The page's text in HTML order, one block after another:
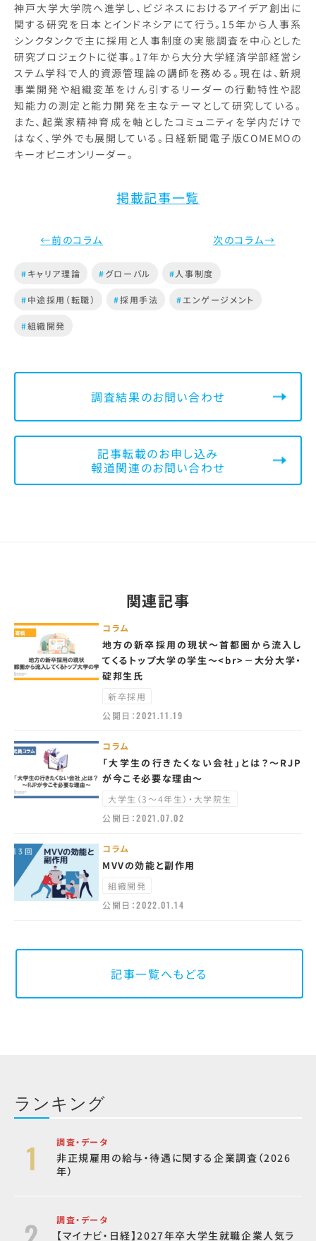
神戸大学大学院へ進学し、ビジネスにおけるアイデア創出に
関する研究を日本とインドネシアにて行う。15年から人事系
シンクタンクで主に採用と人事制度の実態調査を中心とした
研究プロジェクトに従事。17年から大分大学経済学部経営シ
ステム学科で人的資源管理論の講師を務める。現在は、新規
事業開発や組織変革をけん引するリーダーの行動特性や認
知能力の測定と能力開発を主なテーマとして研究している。
また、起業家精神育成を軸としたコミュニティを学内だけで
はなく、学外でも展開している。日経新聞電子版COMEMOの
キーオピニオンリーダー。
掲載記事一覧
←前のコラム 次のコラム→
#キャリア理論 #グローバル #人事制度
#中途採用（転職） #採用手法 #エンゲージメント
#組織開発
調査結果のお問い合わせ
記事転載のお申し込み
報道関連のお問い合わせ
関連記事
コラム
地方の新卒採用の現状～首都圏から流入し
てくるトップ大学の学生～<br>－大分大学・
碇邦生氏
新卒採用
公開日：2021.11.19
コラム
「大学生の行きたくない会社」とは？～RJP
が今こそ必要な理由～
大学生（3～4年生）・大学院生
公開日：2021.07.02
コラム
MVVの効能と副作用
組織開発
公開日：2022.01.14
記事一覧へもどる
ランキング
調査・データ
非正規雇用の給与・待遇に関する企業調査（2026
年）
調査・データ
【マイナビ・日経】2027年卒大学生就職企業人気ラ